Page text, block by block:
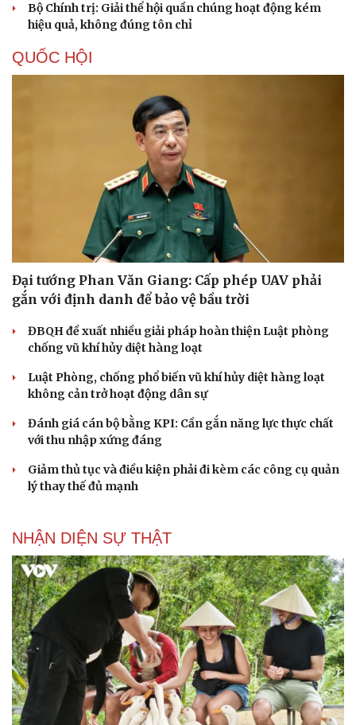
Doanh nghiệp
Thông tin doanh nghiệp
Doanh nghiệp 24h
Doanh nhân
Vì cộng đồng
Công nghệ
Sành điệu
Tin Công nghệ
Trải nghiệm
Chuyển đổi số
Sức khỏe
Dinh dưỡng - món ngon
Đời sống
Nhà đẹp
Bộ Chính trị: Giải thể hội quần chúng hoạt động kém
hiệu quả, không đúng tôn chỉ
QUỐC HỘI
Đại tướng Phan Văn Giang: Cấp phép UAV phải
gắn với định danh để bảo vệ bầu trời
ĐBQH đề xuất nhiều giải pháp hoàn thiện Luật phòng
chống vũ khí hủy diệt hàng loạt
Luật Phòng, chống phổ biến vũ khí hủy diệt hàng loạt
không cản trở hoạt động dân sự
Đánh giá cán bộ bằng KPI: Cần gắn năng lực thực chất
với thu nhập xứng đáng
Giảm thủ tục và điều kiện phải đi kèm các công cụ quản
lý thay thế đủ mạnh
NHẬN DIỆN SỰ THẬT